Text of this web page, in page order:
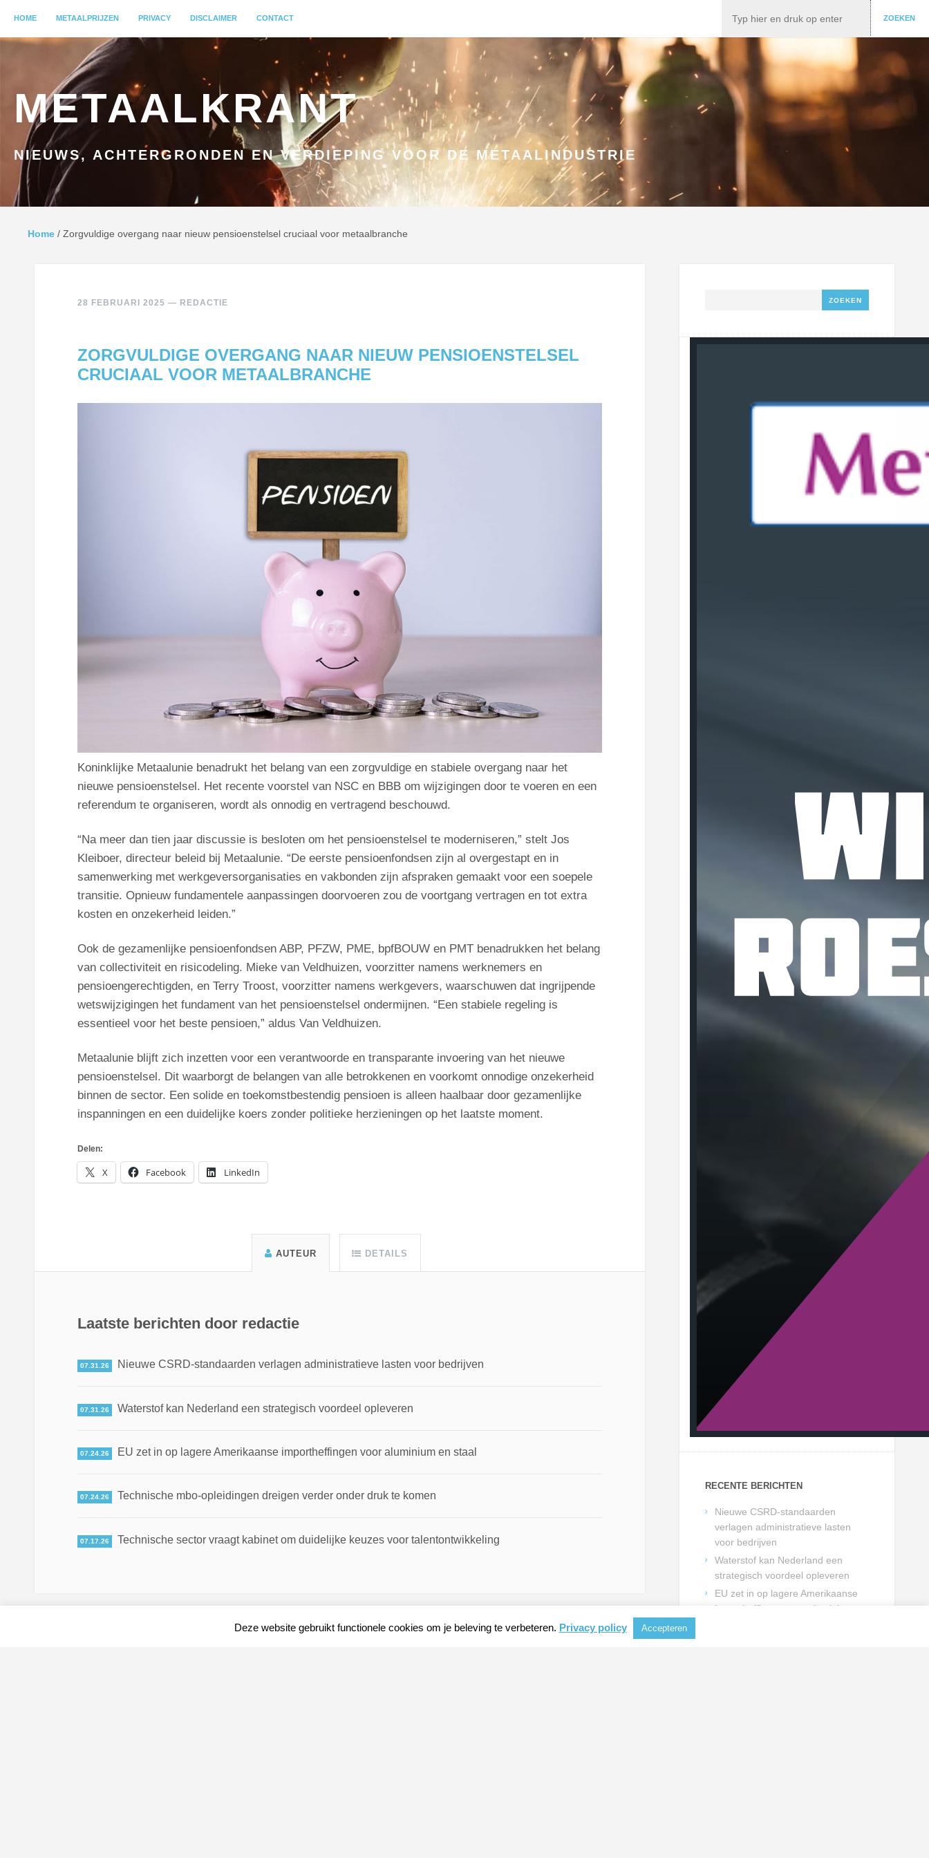
GA NAAR INHOUD
HOME METAALPRIJZEN PRIVACY DISCLAIMER CONTACT ZOEKEN
METAALKRANT
NIEUWS, ACHTERGRONDEN EN VERDIEPING VOOR DE METAALINDUSTRIE
Home / Zorgvuldige overgang naar nieuw pensioenstelsel cruciaal voor metaalbranche
28 FEBRUARI 2025 — REDACTIE
ZORGVULDIGE OVERGANG NAAR NIEUW PENSIOENSTELSEL
CRUCIAAL VOOR METAALBRANCHE
Koninklijke Metaalunie benadrukt het belang van een zorgvuldige en stabiele overgang naar het
nieuwe pensioenstelsel. Het recente voorstel van NSC en BBB om wijzigingen door te voeren en een
referendum te organiseren, wordt als onnodig en vertragend beschouwd.
“Na meer dan tien jaar discussie is besloten om het pensioenstelsel te moderniseren,” stelt Jos
Kleiboer, directeur beleid bij Metaalunie. “De eerste pensioenfondsen zijn al overgestapt en in
samenwerking met werkgeversorganisaties en vakbonden zijn afspraken gemaakt voor een soepele
transitie. Opnieuw fundamentele aanpassingen doorvoeren zou de voortgang vertragen en tot extra
kosten en onzekerheid leiden.”
Ook de gezamenlijke pensioenfondsen ABP, PFZW, PME, bpfBOUW en PMT benadrukken het belang
van collectiviteit en risicodeling. Mieke van Veldhuizen, voorzitter namens werknemers en
pensioengerechtigden, en Terry Troost, voorzitter namens werkgevers, waarschuwen dat ingrijpende
wetswijzigingen het fundament van het pensioenstelsel ondermijnen. “Een stabiele regeling is
essentieel voor het beste pensioen,” aldus Van Veldhuizen.
Metaalunie blijft zich inzetten voor een verantwoorde en transparante invoering van het nieuwe
pensioenstelsel. Dit waarborgt de belangen van alle betrokkenen en voorkomt onnodige onzekerheid
binnen de sector. Een solide en toekomstbestendig pensioen is alleen haalbaar door gezamenlijke
inspanningen en een duidelijke koers zonder politieke herzieningen op het laatste moment.
Delen:
X Facebook LinkedIn
AUTEUR DETAILS
Laatste berichten door redactie
07.31.26 Nieuwe CSRD-standaarden verlagen administratieve lasten voor bedrijven
07.31.26 Waterstof kan Nederland een strategisch voordeel opleveren
07.24.26 EU zet in op lagere Amerikaanse importheffingen voor aluminium en staal
07.24.26 Technische mbo-opleidingen dreigen verder onder druk te komen
07.17.26 Technische sector vraagt kabinet om duidelijke keuzes voor talentontwikkeling
RECENTE BERICHTEN
Nieuwe CSRD-standaarden
verlagen administratieve lasten
voor bedrijven
Waterstof kan Nederland een
strategisch voordeel opleveren
EU zet in op lagere Amerikaanse
importheffingen voor aluminium en
Deze website gebruikt functionele cookies om je beleving te verbeteren. Privacy policy Accepteren